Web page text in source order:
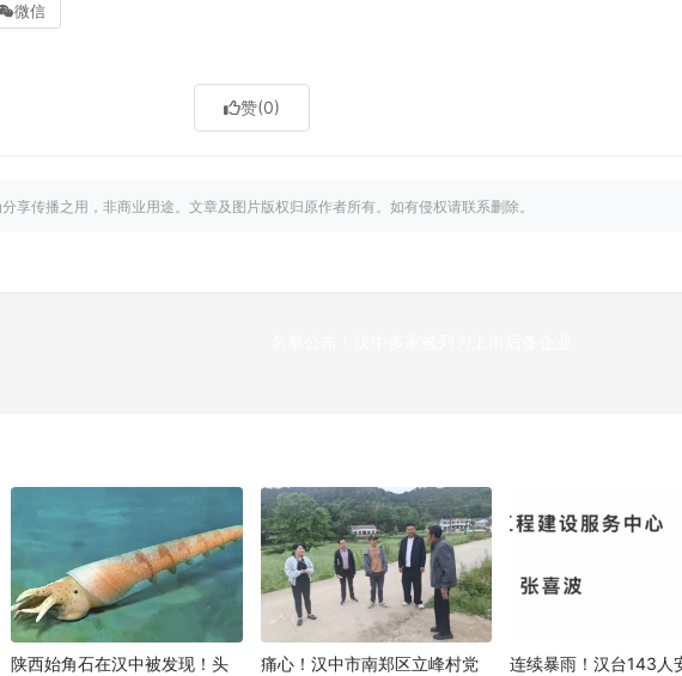
微信
赞(0)
享传播之用，非商业用途。文章及图片版权归原作者所有。如有侵权请联系删除。
陕西始角石在汉中被发现！头 痛心！汉中市南郑区立峰村党 连续暴雨！汉台143人